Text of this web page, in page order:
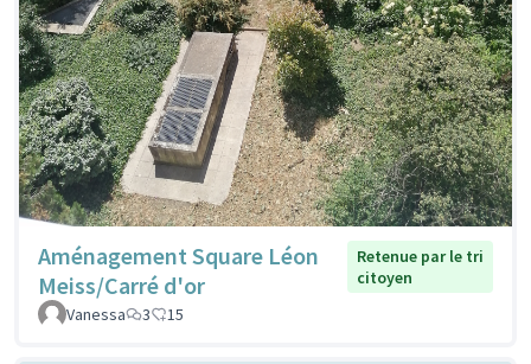
Aménagement Square Léon
Meiss/Carré d'or
Retenue par le tri
citoyen
Vanessa
3 15